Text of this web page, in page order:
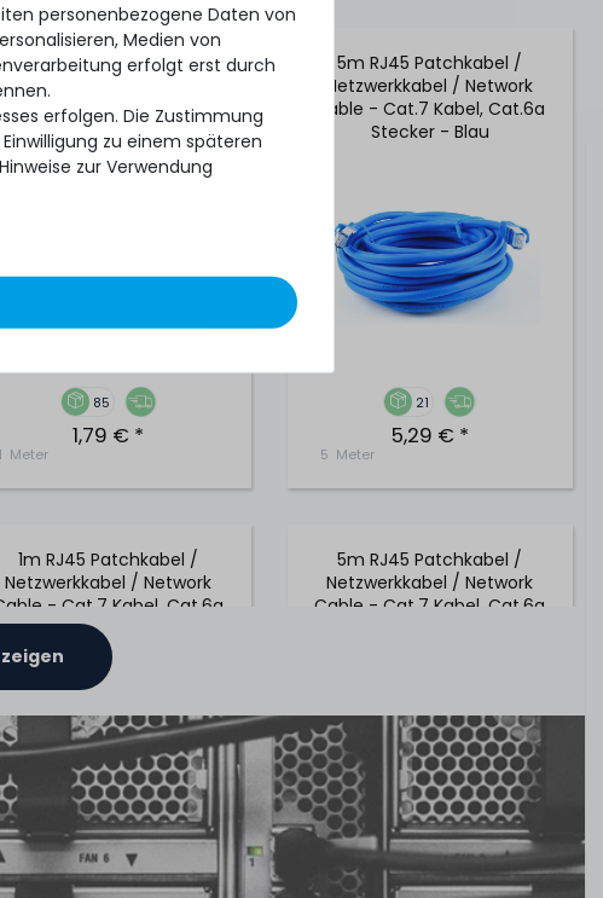
1m RJ45 Patchkabel /
Netzwerkkabel / Network
- Cat.7 Kabel, Cat.6a
Stecker - Schwarz
85
1,79 € *
1 Meter
5m RJ45 Patchkabel /
Netzwerkkabel / Network
Cable - Cat.7 Kabel, Cat.6a
Stecker - Blau
21
5,29 € *
5 Meter
1m RJ45 Patchkabel /
Netzwerkkabel / Network
- Cat.7 Kabel, Cat.6a
Stecker - Grün
5m RJ45 Patchkabel /
Netzwerkkabel / Network
Cable - Cat.7 Kabel, Cat.6a
personenbezogene Daten von
Medien von
erfolgt erst durch
erfolgen. Die Zustimmung
zu einem späteren
zur Verwendung